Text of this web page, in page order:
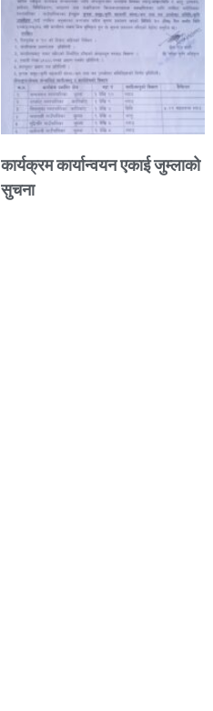
कार्यक्रम कार्यान्वयन एकाई जुम्लाको
सुचना